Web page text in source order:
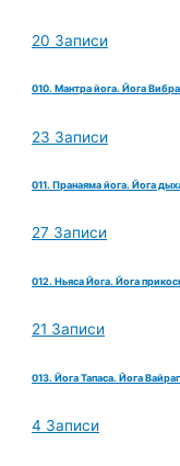
20 Записи
010. Мантра йога. Йога
23 Записи
011. Пранаяма йога. Йога
27 Записи
012. Ньяса Йога. Йога
21 Записи
013. Йога Тапаса. Йога
4 Записи